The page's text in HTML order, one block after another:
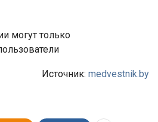
могут только
Источник: medvestnik.by